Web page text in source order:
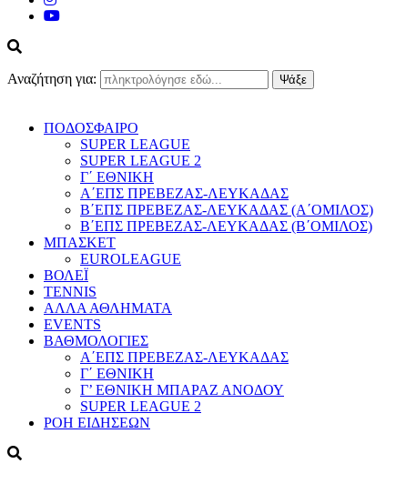
Αναζήτηση για:
ΠΟΔΟΣΦΑΙΡΟ
SUPER LEAGUE
SUPER LEAGUE 2
Γ΄ ΕΘΝΙΚΗ
Α΄ΕΠΣ ΠΡΕΒΕΖΑΣ-ΛΕΥΚΑΔΑΣ
Β΄ΕΠΣ ΠΡΕΒΕΖΑΣ-ΛΕΥΚΑΔΑΣ (Α΄ΟΜΙΛΟΣ)
Β΄ΕΠΣ ΠΡΕΒΕΖΑΣ-ΛΕΥΚΑΔΑΣ (Β΄ΟΜΙΛΟΣ)
ΜΠΑΣΚΕΤ
EUROLEAGUE
ΒΟΛΕΪ
TENNIS
ΑΛΛΑ ΑΘΛΗΜΑΤΑ
EVENTS
ΒΑΘΜΟΛΟΓΙΕΣ
Α΄ΕΠΣ ΠΡΕΒΕΖΑΣ-ΛΕΥΚΑΔΑΣ
Γ΄ ΕΘΝΙΚΗ
Γ’ ΕΘΝΙΚΗ ΜΠΑΡΑΖ ΑΝΟΔΟΥ
SUPER LEAGUE 2
ΡΟΗ ΕΙΔΗΣΕΩΝ